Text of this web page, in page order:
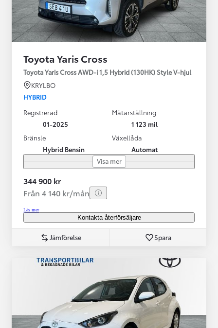
Toyota Yaris Cross
Toyota Yaris Cross AWD-i 1,5 Hybrid (130HK) Style V-hjul
KRYLBO
HYBRID
Registrerad
01-2025
Mätarställning
1 123 mil
Bränsle
Hybrid Bensin
Växellåda
Automat
Visa mer
344 900 kr
Från 4 140 kr/mån
Läs mer
Kontakta återförsäljare
Jämförelse Spara